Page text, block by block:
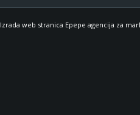
Izrada web stranica Epepe agencija za